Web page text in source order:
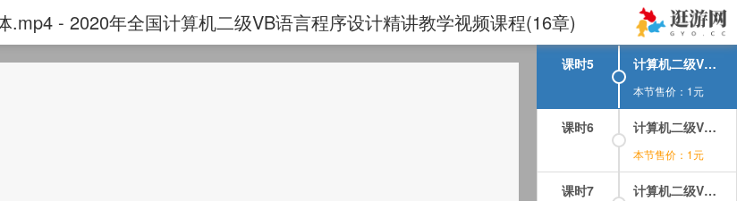
- 2020年全国计算机二级VB语言程序设计精讲教学视频课程(16章) 本节售价：1元
课时5 计算机二级VB语言程序设计视频课程-第02章-2.2窗体.mp4
本节售价：1元
课时6 计算机二级VB语言程序设计视频课程-第02章-2.3控件.mp4
本节售价：1元
课时7 计算机二级VB语言程序设计视频课程-第02章-2.4控件的画法和基本操作.mp4